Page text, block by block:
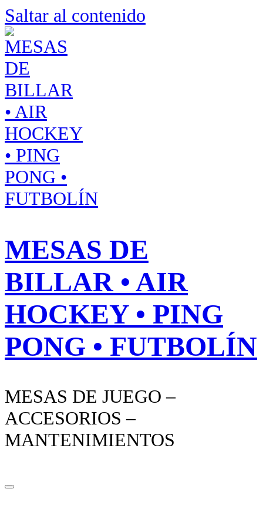
Saltar al contenido
MESAS DE
BILLAR • AIR
HOCKEY • PING
PONG • FUTBOLÍN
MESAS DE JUEGO –
ACCESORIOS –
MANTENIMIENTOS